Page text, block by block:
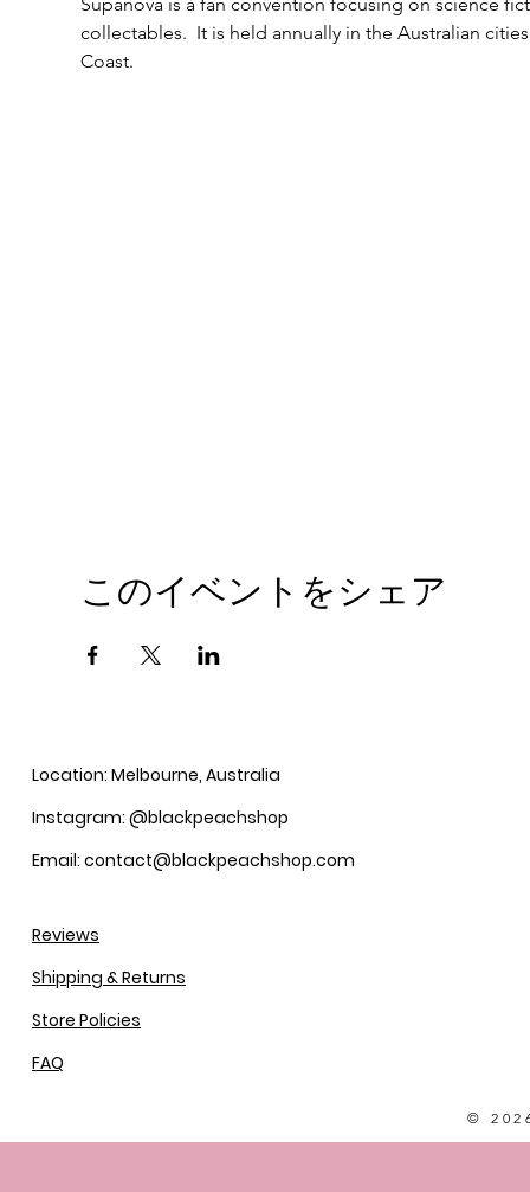
collectables.  It is held annually in the Australian
Coast.
このイベントをシェア
Location: Melbourne, Australia
Instagram: @blackpeachshop
Email: contact@blackpeachshop.com
Reviews
Shipping & Returns
Store Policies
FAQ
©